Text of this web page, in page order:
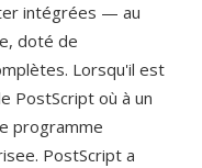
intégrées — au
doté de
Lorsqu'il est
PostScript où à un
programme
PostScript a